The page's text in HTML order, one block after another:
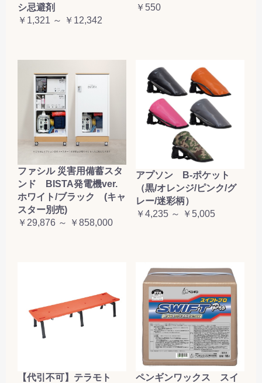
カートへ進む
シ忌避剤
￥1,321 ～ ￥12,342
￥550
ファシル 災害用備蓄スタ
ンド BISTA発電機ver.
ホワイト/ブラック (キャ
スター別売)
￥29,876 ～ ￥858,000
アプソン B-ポケット
（黒/オレンジ/ピンク/グ
レー/迷彩柄）
￥4,235 ～ ￥5,005
【代引不可】テラモト
ペンギンワックス スイ